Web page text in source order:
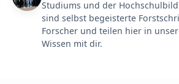
Studiums und der
sind selbst begeisterte
Forscher und teilen hier in
Wissen mit dir.